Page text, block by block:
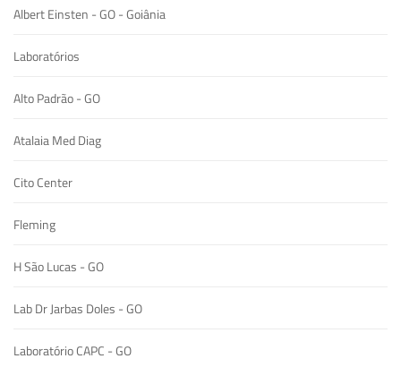
Albert Einsten - GO - Goiânia
Laboratórios
Alto Padrão - GO
Atalaia Med Diag
Cito Center
Fleming
H São Lucas - GO
Lab Dr Jarbas Doles - GO
Laboratório CAPC - GO